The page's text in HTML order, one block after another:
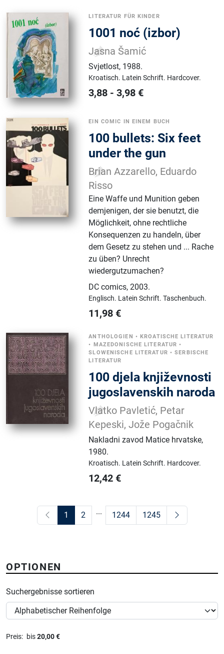
LITERATUR FÜR KINDER
1001 noć (izbor)
Jasna Šamić
Svjetlost, 1988.
Kroatisch. Latein Schrift. Hardcover.
3,88 -3,98 €
EIN COMIC IN EINEM BUCH
100 bullets: Six feet
under the gun
Brian Azzarello, Eduardo
Risso
Eine Waffe und Munition geben
demjenigen, der sie benutzt, die
Möglichkeit, ohne rechtliche
Konsequenzen zu handeln, über
dem Gesetz zu stehen und ... Rache
zu üben? Unrecht
wiedergutzumachen?
DC comics,2003.
Englisch. Latein Schrift.Taschenbuch.
11,98 €
ANTHOLOGIEN •KROATISCHE LITERATUR
• MAZEDONISCHE LITERATUR •
SLOWENISCHE LITERATUR •SERBISCHE
LITERATUR
100 djela književnosti
jugoslavenskih naroda
Vlatko Pavletić, Petar
Kepeski, Jože Pogačnik
Nakladni zavod Matice hrvatske,
1980.
Kroatisch. Latein Schrift. Hardcover.
12,42 €
1 2 ... 1244 1245
OPTIONEN
Suchergebnisse sortieren
Preis: bis20,00 €